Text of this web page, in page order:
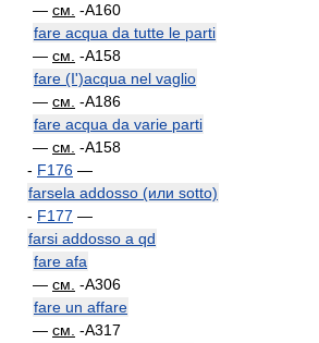
— см. -A160
fare acqua da tutte le parti
— см. -A158
fare (I')acqua nel vaglio
— см. -A186
fare acqua da varie parti
— см. -A158
- F176 —
farsela addosso (или sotto)
- F177 —
farsi addosso a qd
fare afa
— см. -A306
fare un affare
— см. -A317